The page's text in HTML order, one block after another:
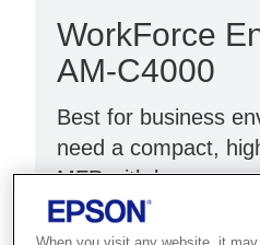
WorkForce
AM-C4000
Best for business
need a compact,
MFP with low power
fast FPOT.